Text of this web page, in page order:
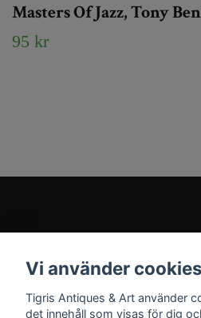
Masters Of Jazz, Tony
95 kr
Sociala medier
Vi använder cookies
Tigris Antiques & Art använder
det innehåll som visas för dig